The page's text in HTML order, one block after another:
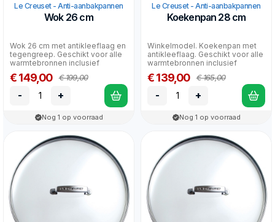
Le Creuset - Anti-aanbakpannen
Wok 26 cm
Wok 26 cm met antikleeflaag en
tegengreep. Geschikt voor alle
warmtebronnen inclusief
€ 149,00 € 199,00
- +
Nog 1 op voorraad
Le Creuset - Anti-aanbakpannen
Koekenpan 28 cm
Winkelmodel. Koekenpan met
antikleeflaag. Geschikt voor alle
warmtebronnen inclusief
€ 139,00 € 165,00
- +
Nog 1 op voorraad